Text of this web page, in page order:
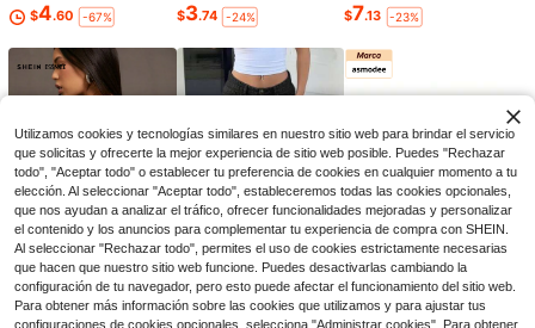
$4.60 -67% $3.74 -24% $7.13 -23%
$8.09 -11% $20.85 -22% $5.42 -5%
Utilizamos cookies y tecnologías similares en nuestro sitio web para brindar el servicio
que solicitas y ofrecerte la mejor experiencia de sitio web posible. Puedes "Rechazar
todo", "Aceptar todo" o establecer tu preferencia de cookies en cualquier momento a tu
elección. Al seleccionar "Aceptar todo", estableceremos todas las cookies opcionales,
que nos ayudan a analizar el tráfico, ofrecer funcionalidades mejoradas y personalizar
el contenido y los anuncios para complementar tu experiencia de compra con SHEIN.
Al seleccionar "Rechazar todo", permites el uso de cookies estrictamente necesarias
que hacen que nuestro sitio web funcione. Puedes desactivarlas cambiando la
configuración de tu navegador, pero esto puede afectar el funcionamiento del sitio web.
Para obtener más información sobre las cookies que utilizamos y para ajustar tus
configuraciones de cookies opcionales, selecciona "Administrar cookies". Para obtener